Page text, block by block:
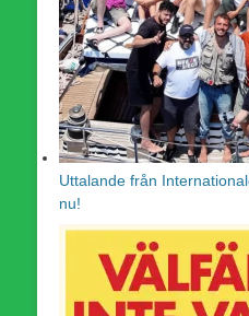
Uttalande från
nu!